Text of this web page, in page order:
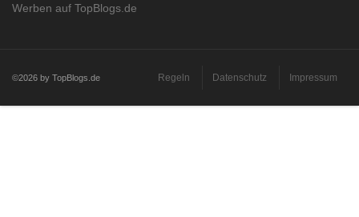
Werben auf TopBlogs.de
©2026 by TopBlogs.de Regeln Datenschutz Impressum